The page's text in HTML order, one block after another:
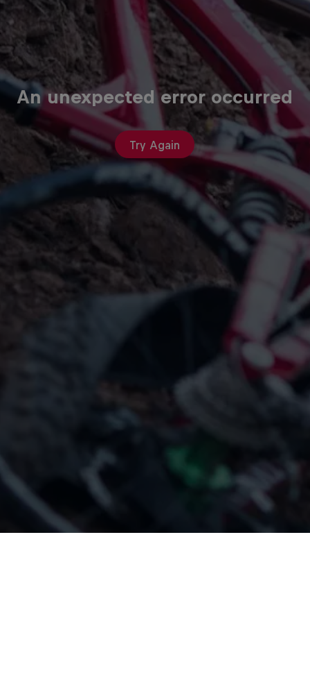
An unexpected error occurred
Try Again